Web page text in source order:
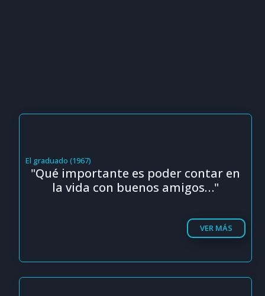
El graduado (1967)
"Qué importante es poder contar en
la vida con buenos amigos…"
VER MÁS